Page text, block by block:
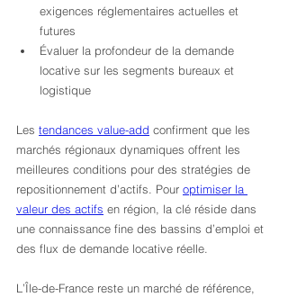
exigences réglementaires actuelles et
futures
Évaluer la profondeur de la demande
locative sur les segments bureaux et
logistique
Les tendances value-add confirment que les
marchés régionaux dynamiques offrent les
meilleures conditions pour des stratégies de
repositionnement d’actifs. Pour optimiser la
valeur des actifs en région, la clé réside dans
une connaissance fine des bassins d’emploi et
des flux de demande locative réelle.
L’Île-de-France reste un marché de référence,